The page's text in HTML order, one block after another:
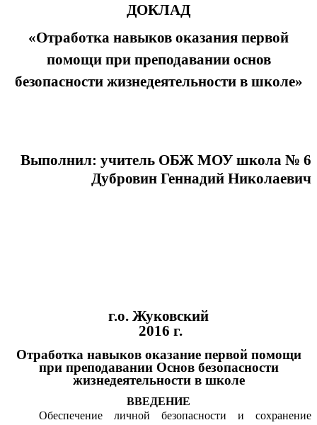
ДОКЛАД
«Отработка навыков оказания первой
помощи при преподавании основ
безопасности жизнедеятельности в школе»
Выполнил: учитель ОБЖ МОУ школа № 6
Дубровин Геннадий Николаевич
г.о. Жуковский
2016 г.
Отработка навыков оказание первой помощи
при преподавании Основ безопасности
жизнедеятельности в школе
ВВЕДЕНИЕ
Обеспечение личной безопасности и сохранение